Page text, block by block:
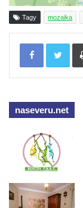
Tagy mozaika
naseveru.net